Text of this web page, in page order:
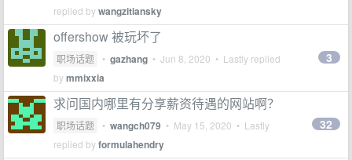
replied bywangzitiansky
offershow 被玩坏了
职场话题 • gazhang • Jun 8, 2020 • Lastly replied
bymmixxia
3
求问国内哪里有分享薪资待遇的网站啊？
职场话题 • wangch079 • May 15, 2020 • Lastly
replied byformulahendry
32